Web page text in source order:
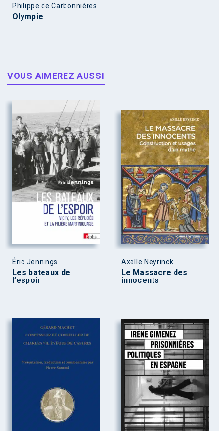
Philippe de Carbonnières
Olympie
VOUS AIMEREZ AUSSI
Éric Jennings
Les bateaux de
l’espoir
Axelle Neyrinck
Le Massacre des
innocents